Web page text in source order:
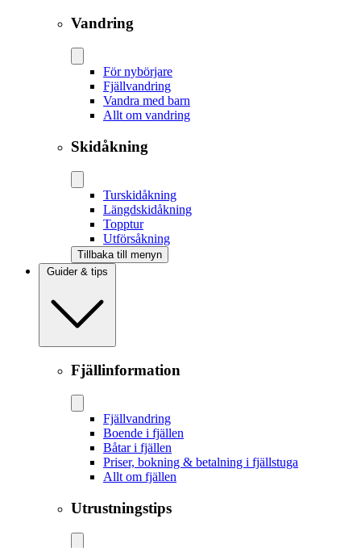
Vandring
För nybörjare
Fjällvandring
Vandra med barn
Allt om vandring
Skidåkning
Tur­skidåkning
Längd­skidåkning
Topptur
Utförsåkning
Tillbaka till menyn
Guider & tips
Fjällinformation
Fjällvandring
Boende i fjällen
Båtar i fjällen
Priser, bokning & betalning i fjällstuga
Allt om fjällen
Utrustningstips